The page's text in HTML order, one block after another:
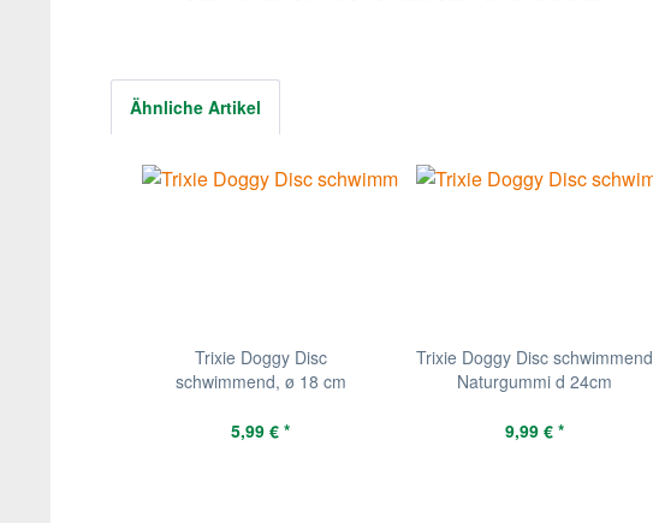
Ähnliche Artikel
Trixie Doggy Disc
schwimmend, ø 18 cm
5,99 € *
Trixie Doggy Disc schwimmend
Naturgummi d 24cm
9,99 € *